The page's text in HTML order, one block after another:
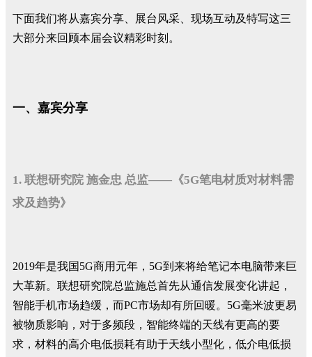
下面我们将从嘉宾分享、展台风采、现场互动及特写这三
大部分来回顾本届会议精彩时刻。
一、嘉宾分享
1. 联想研究院 施金忠 总监——《5G笔电材质对材料需
求及趋势》
2019年是我国5G商用元年，5G到来将给笔记本电脑带来巨
大革新。联想研究院总监施总首先从通信发展变化讲起，
智能手机市场趋缓，而PC市场却有所回暖。5G毫米波更易
被物质影响，对于多频段，智能终端的天线有更高的要
求，材料的高介电低损耗有助于天线小型化，低介电低损